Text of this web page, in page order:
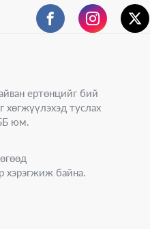
FacebookInstagram
ертөнцийг бий
хөгжүүлэхэд туслах
юм.
байна.